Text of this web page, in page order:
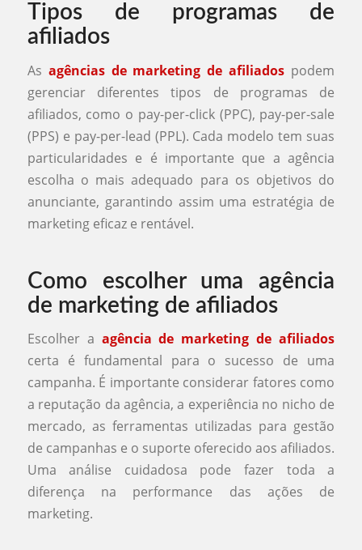
Tipos de programas de
afiliados
As agências de marketing de afiliados podem
gerenciar diferentes tipos de programas de
afiliados, como o pay-per-click (PPC), pay-per-sale
(PPS) e pay-per-lead (PPL). Cada modelo tem suas
particularidades e é importante que a agência
escolha o mais adequado para os objetivos do
anunciante, garantindo assim uma estratégia de
marketing eficaz e rentável.
Como escolher uma agência
de marketing de afiliados
Escolher a agência de marketing de afiliados
certa é fundamental para o sucesso de uma
campanha. É importante considerar fatores como
a reputação da agência, a experiência no nicho de
mercado, as ferramentas utilizadas para gestão
de campanhas e o suporte oferecido aos afiliados.
Uma análise cuidadosa pode fazer toda a
diferença na performance das ações de
marketing.